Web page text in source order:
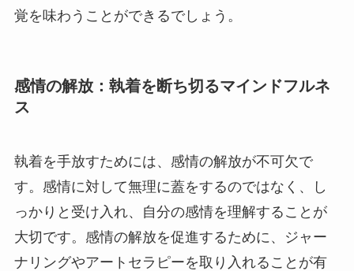
覚を味わうことができるでしょう。
感情の解放：執着を断ち切るマインドフルネ
ス
執着を手放すためには、感情の解放が不可欠で
す。感情に対して無理に蓋をするのではなく、し
っかりと受け入れ、自分の感情を理解することが
大切です。感情の解放を促進するために、ジャー
ナリングやアートセラピーを取り入れることが有